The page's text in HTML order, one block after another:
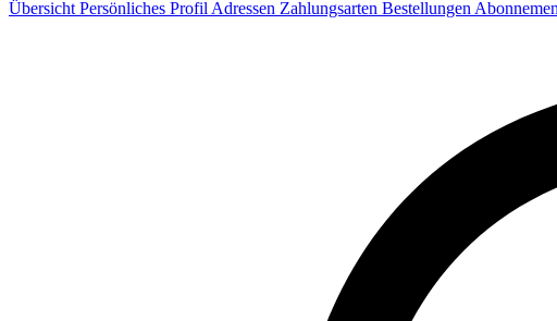
Übersicht Persönliches Profil Adressen Zahlungsarten Bestellungen